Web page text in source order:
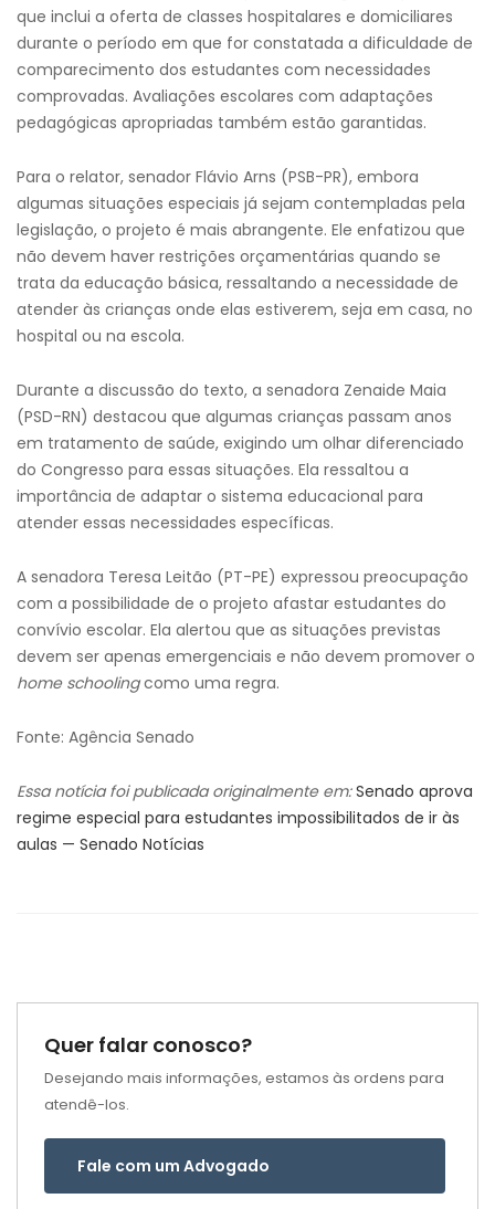
que inclui a oferta de classes hospitalares e domiciliares
durante o período em que for constatada a dificuldade de
comparecimento dos estudantes com necessidades
comprovadas. Avaliações escolares com adaptações
pedagógicas apropriadas também estão garantidas.
Para o relator, senador Flávio Arns (PSB-PR), embora
algumas situações especiais já sejam contempladas pela
legislação, o projeto é mais abrangente. Ele enfatizou que
não devem haver restrições orçamentárias quando se
trata da educação básica, ressaltando a necessidade de
atender às crianças onde elas estiverem, seja em casa, no
hospital ou na escola.
Durante a discussão do texto, a senadora Zenaide Maia
(PSD-RN) destacou que algumas crianças passam anos
em tratamento de saúde, exigindo um olhar diferenciado
do Congresso para essas situações. Ela ressaltou a
importância de adaptar o sistema educacional para
atender essas necessidades específicas.
A senadora Teresa Leitão (PT-PE) expressou preocupação
com a possibilidade de o projeto afastar estudantes do
convívio escolar. Ela alertou que as situações previstas
devem ser apenas emergenciais e não devem promover o
home schoolingcomo uma regra.
Fonte: Agência Senado
Essa notícia foi publicada originalmente em: Senado aprova
regime especial para estudantes impossibilitados de ir às
aulas — Senado Notícias
Quer falar conosco?
Desejando mais informações, estamos às ordens para
atendê-los.
Fale com um Advogado